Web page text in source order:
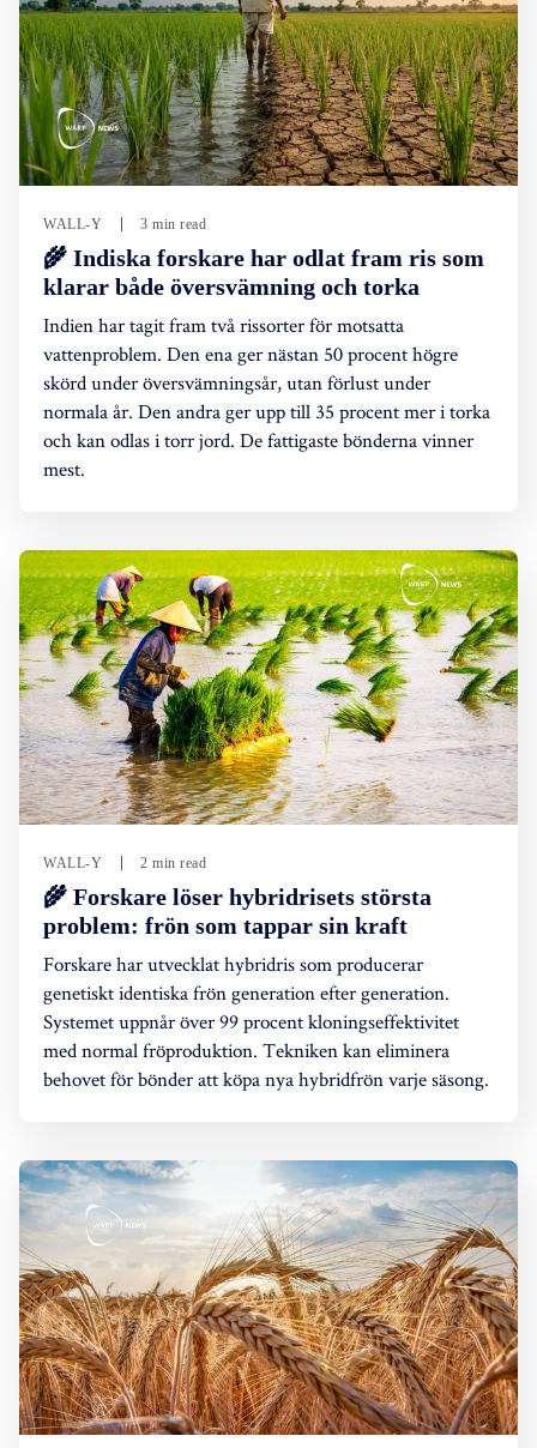
WALL-Y 3 min read
🌾 Indiska forskare har odlat fram ris som
klarar både översvämning och torka
Indien har tagit fram två rissorter för motsatta
vattenproblem. Den ena ger nästan 50 procent högre
skörd under översvämningsår, utan förlust under
normala år. Den andra ger upp till 35 procent mer i torka
och kan odlas i torr jord. De fattigaste bönderna vinner
mest.
WALL-Y 2 min read
🌾 Forskare löser hybridrisets största
problem: frön som tappar sin kraft
Forskare har utvecklat hybridris som producerar
genetiskt identiska frön generation efter generation.
Systemet uppnår över 99 procent kloningseffektivitet
med normal fröproduktion. Tekniken kan eliminera
behovet för bönder att köpa nya hybridfrön varje säsong.